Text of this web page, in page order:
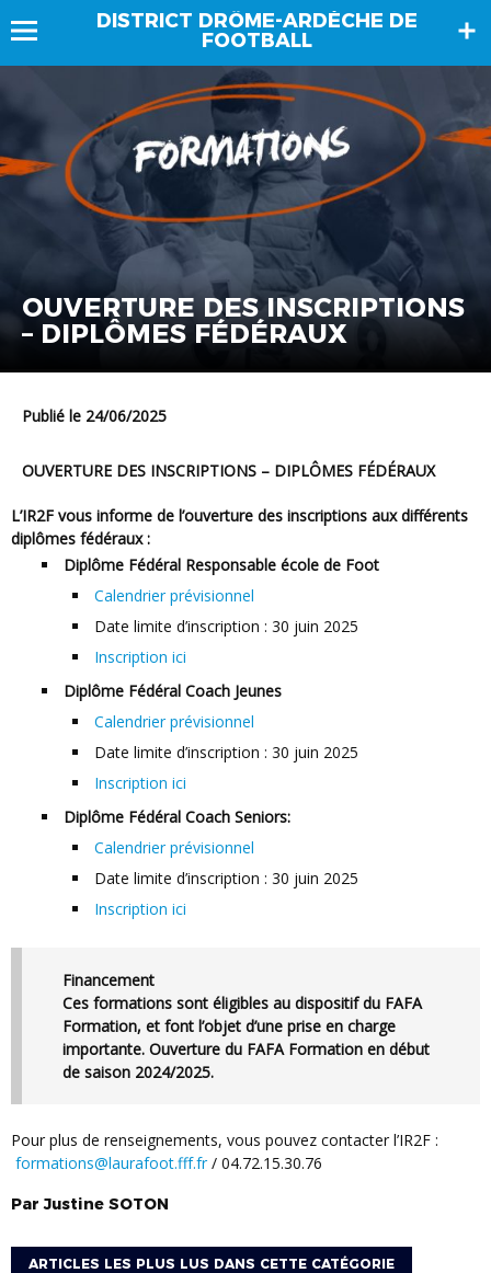
DISTRICT DRÔME-ARDÈCHE DE
FOOTBALL
OUVERTURE DES INSCRIPTIONS
– DIPLÔMES FÉDÉRAUX
Publié le 24/06/2025
OUVERTURE DES INSCRIPTIONS – DIPLÔMES FÉDÉRAUX
L’IR2F vous informe de l’ouverture des inscriptions aux différents
diplômes fédéraux :
Diplôme Fédéral Responsable école de Foot
Calendrier prévisionnel
Date limite d’inscription : 30 juin 2025
Inscription ici
Diplôme Fédéral Coach Jeunes
Calendrier prévisionnel
Date limite d’inscription : 30 juin 2025
Inscription ici
Diplôme Fédéral Coach Seniors:
Calendrier prévisionnel
Date limite d’inscription : 30 juin 2025
Inscription ici
Financement
Ces formations sont éligibles au dispositif du FAFA
Formation, et font l’objet d’une prise en charge
importante. Ouverture du FAFA Formation en début
de saison 2024/2025.
Pour plus de renseignements, vous pouvez contacter l’IR2F :
formations@laurafoot.fff.fr/ 04.72.15.30.76
ParJustine SOTON
ARTICLES LES PLUS LUS DANS CETTE CATÉGORIE